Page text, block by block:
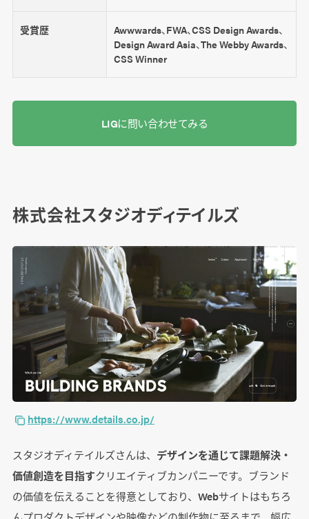
受賞歴
Awwwards、FWA、CSS Design Awards、
Design Award Asia、The Webby Awards、
CSS Winner
LIGに問い合わせてみる
株式会社スタジオディテイルズ
https://www.details.co.jp/
スタジオディテイルズさんは、 デザインを通じて課題解決・
価値創造を目指すクリエイティブカンパニーです。ブランド
の価値を伝えることを得意としており、Webサイトはもちろ